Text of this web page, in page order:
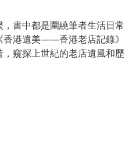
書中都是圍繞筆者生活日
香港遺美——香港老店記錄
窺探上世紀的老店遺風和歷